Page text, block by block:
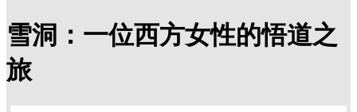
雪洞：一位西方女性的悟道之
旅